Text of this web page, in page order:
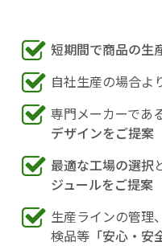
短期間で商品の生
自社生産の場合よ
専門メーカーであ
デザインをご提案
最適な工場の選択
ジュールをご提案
生産ラインの管理
検品等「安心・安